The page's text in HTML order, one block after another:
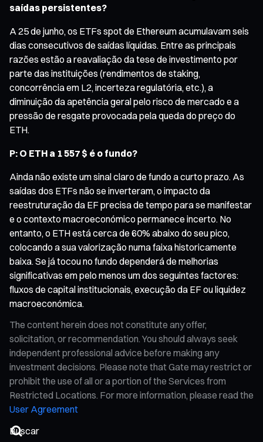
saídas persistentes?
A 25 de junho, os ETFs spot de Ethereum acumulavam seis
dias consecutivos de saídas líquidas. Entre as principais
razões estão a reavaliação da tese de investimento por
parte das instituições (rendimentos de staking,
concorrência em L2, incerteza regulatória, etc.), a
diminuição da apetência geral pelo risco de mercado e a
pressão de resgate provocada pela queda do preço do
ETH.
P: O ETH a 1 557 $ é o fundo?
Ainda não existe um sinal claro de fundo a curto prazo. As
saídas dos ETFs não se inverteram, o impacto da
reestruturação da EF precisa de tempo para se manifestar
e o contexto macroeconómico permanece incerto. No
entanto, o ETH está cerca de 60% abaixo do seu pico,
colocando a sua valorização numa faixa historicamente
baixa. Se já tocou no fundo dependerá de melhorias
significativas em pelo menos um dos seguintes factores:
fluxos de capital institucionais, execução da EF ou liquidez
macroeconómica.
The content herein does not constitute any offer,
solicitation, or recommendation. You should always seek
independent professional advice before making any
investment decisions. Please note that Gate may restrict or
prohibit the use of all or a portion of the Services from
Restricted Locations. For more information, please read the
User Agreement